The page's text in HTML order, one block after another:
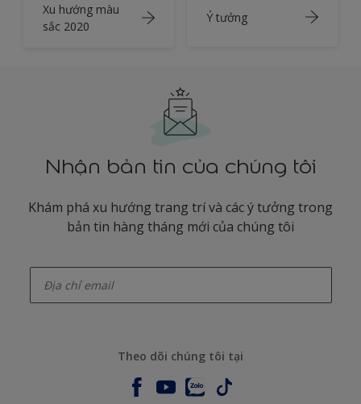
Xu hướng màu
sắc 2020
Ý tưởng
Nhận bản tin của chúng tôi
Khám phá xu hướng trang trí và các ý tưởng trong
bản tin hàng tháng mới của chúng tôi
Theo dõi chúng tôi tại